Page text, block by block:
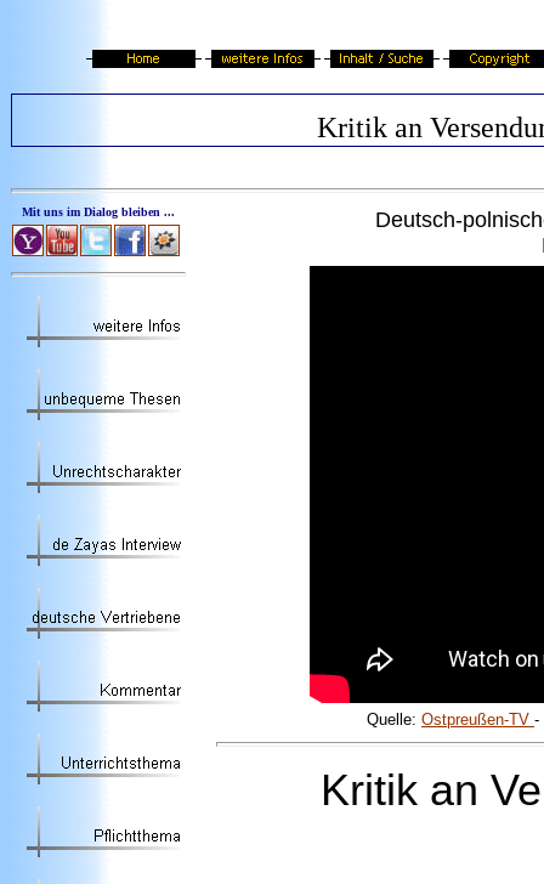
Kritik an
Mit uns im Dialog bleiben ...
Deutsch-
Quelle: Ostpreußen-TV -
Kritik an